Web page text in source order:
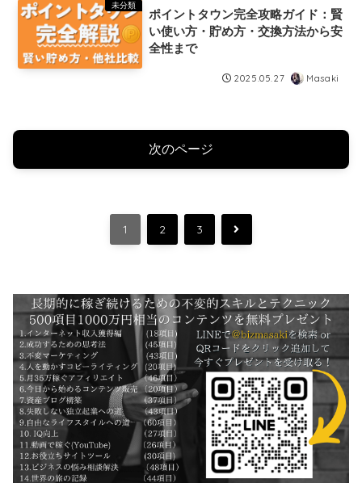
未分類
ポイントタウン完全攻略ガイド：賢
い使い方・貯め方・交換方法から安
全性まで
2025.05.27 Masaki
次のページ
1 2 3 次